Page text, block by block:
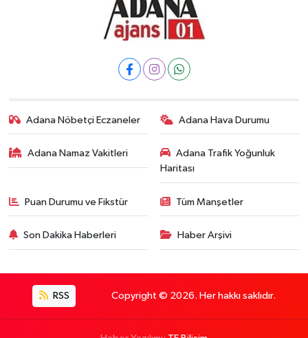
Adana Nöbetçi Eczaneler Adana Hava Durumu
Adana Namaz Vakitleri
Adana Trafik Yoğunluk
Haritası
Puan Durumu ve Fikstür Tüm Manşetler
Son Dakika Haberleri Haber Arşivi
RSS Copyright © 2026. Her hakkı saklıdır.